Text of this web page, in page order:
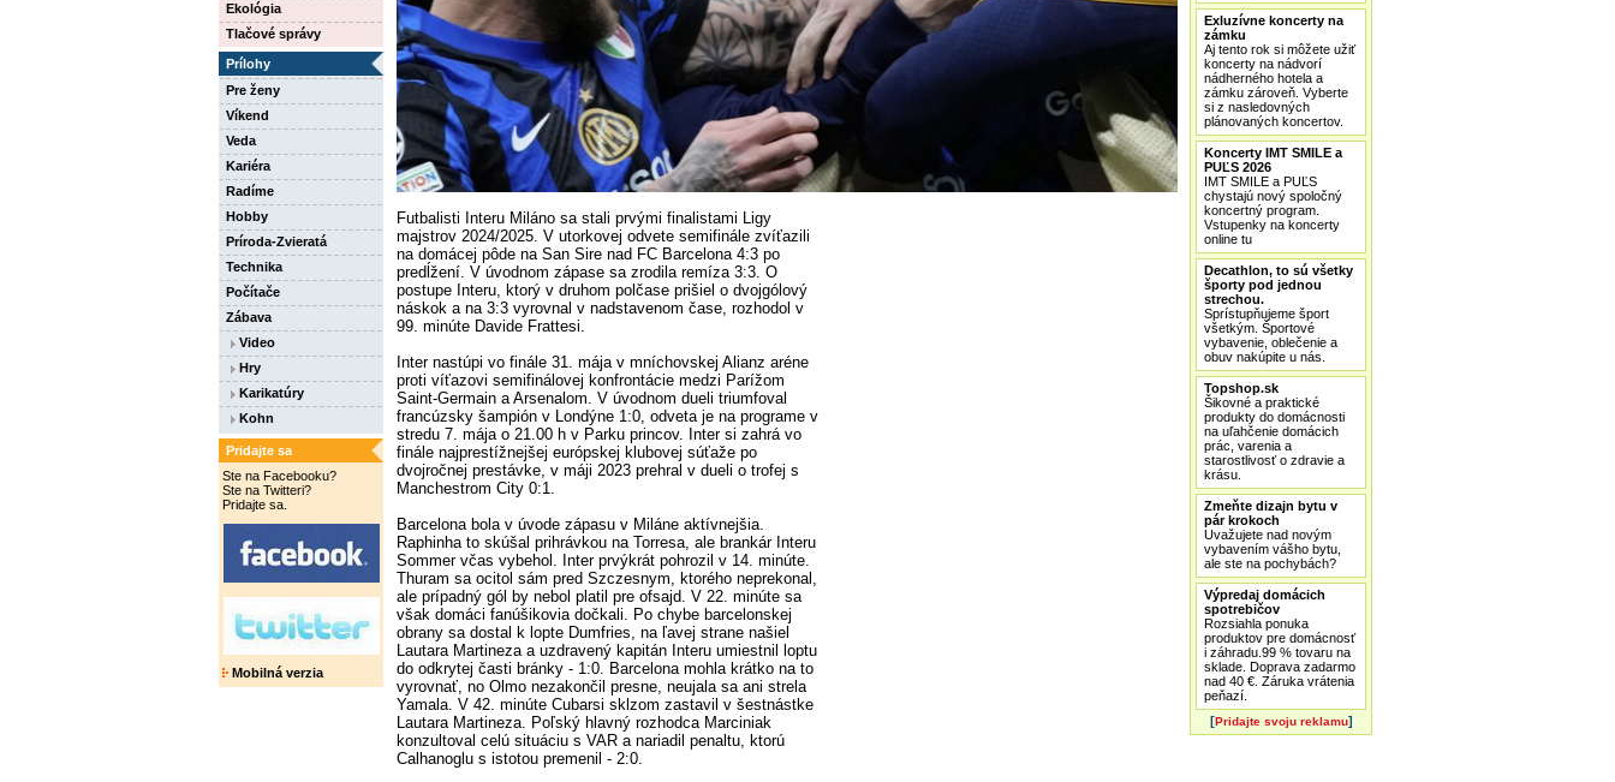
Ekológia
Tlačové správy
Prílohy
Pre ženy
Víkend
Veda
Kariéra
Radíme
Hobby
Príroda-Zvieratá
Technika
Počítače
Zábava
Video
Hry
Karikatúry
Kohn
Pridajte sa
Ste na Facebooku?
Ste na Twitteri?
Pridajte sa.
Mobilná verzia
Futbalisti Interu Miláno sa stali prvými finalistami Ligy
majstrov 2024/2025. V utorkovej odvete semifinále zvíťazili
na domácej pôde na San Sire nad FC Barcelona 4:3 po
predĺžení. V úvodnom zápase sa zrodila remíza 3:3. O
postupe Interu, ktorý v druhom polčase prišiel o dvojgólový
náskok a na 3:3 vyrovnal v nadstavenom čase, rozhodol v
99. minúte Davide Frattesi.
Inter nastúpi vo finále 31. mája v mníchovskej Alianz aréne
proti víťazovi semifinálovej konfrontácie medzi Parížom
Saint-Germain a Arsenalom. V úvodnom dueli triumfoval
francúzsky šampión v Londýne 1:0, odveta je na programe v
stredu 7. mája o 21.00 h v Parku princov. Inter si zahrá vo
finále najprestížnejšej európskej klubovej súťaže po
dvojročnej prestávke, v máji 2023 prehral v dueli o trofej s
Manchestrom City 0:1.
Barcelona bola v úvode zápasu v Miláne aktívnejšia.
Raphinha to skúšal prihrávkou na Torresa, ale brankár Interu
Sommer včas vybehol. Inter prvýkrát pohrozil v 14. minúte.
Thuram sa ocitol sám pred Szczesnym, ktorého neprekonal,
ale prípadný gól by nebol platil pre ofsajd. V 22. minúte sa
však domáci fanúšikovia dočkali. Po chybe barcelonskej
obrany sa dostal k lopte Dumfries, na ľavej strane našiel
Lautara Martineza a uzdravený kapitán Interu umiestnil loptu
do odkrytej časti bránky - 1:0. Barcelona mohla krátko na to
vyrovnať, no Olmo nezakončil presne, neujala sa ani strela
Yamala. V 42. minúte Cubarsi sklzom zastavil v šestnástke
Lautara Martineza. Poľský hlavný rozhodca Marciniak
konzultoval celú situáciu s VAR a nariadil penaltu, ktorú
Calhanoglu s istotou premenil - 2:0.
Exluzívne koncerty na
zámku
Aj tento rok si môžete užiť
koncerty na nádvorí
nádherného hotela a
zámku zároveň. Vyberte
si z nasledovných
plánovaných koncertov.
Koncerty IMT SMILE a
PUĽS 2026
IMT SMILE a PUĽS
chystajú nový spoločný
koncertný program.
Vstupenky na koncerty
online tu
Decathlon, to sú všetky
športy pod jednou
strechou.
Sprístupňujeme šport
všetkým. Športové
vybavenie, oblečenie a
obuv nakúpite u nás.
Topshop.sk
Šikovné a praktické
produkty do domácnosti
na uľahčenie domácich
prác, varenia a
starostlivosť o zdravie a
krásu.
Zmeňte dizajn bytu v
pár krokoch
Uvažujete nad novým
vybavením vášho bytu,
ale ste na pochybách?
Výpredaj domácich
spotrebičov
Rozsiahla ponuka
produktov pre domácnosť
i záhradu.99 % tovaru na
sklade. Doprava zadarmo
nad 40 €. Záruka vrátenia
peňazí.
[Pridajte svoju reklamu]